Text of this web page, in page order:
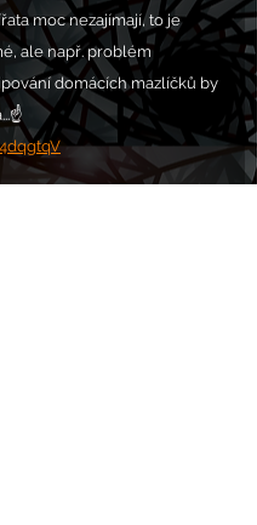
moc nezajímají, to je
ale např. problém
domácích mazlíčků by